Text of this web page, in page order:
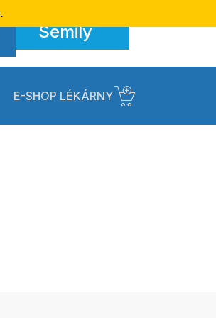
Semily
E-SHOP LÉKÁRNY
.